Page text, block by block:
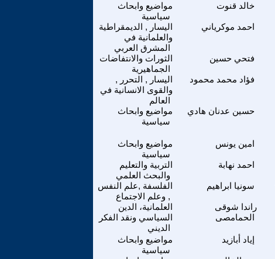
مواضيع وابحاث
سياسية
خالد قنوت
اليسار , الديمقراطية
والعلمانية في
المشرق العربي
احمد موكرياني
الثورات والانتفاضات
الجماهيرية
فتحي حسين
اليسار , التحرر ,
والقوى الانسانية في
العالم
فؤاد محمد محمود
مواضيع وابحاث
سياسية
حسين عدنان هادي
مواضيع وابحاث
سياسية
امين يونس
التربية والتعليم
والبحث العلمي
احمد نهابة
الفلسفة ,علم النفس
, وعلم الاجتماع
سونيا ابراهيم
العلمانية، الدين
السياسي ونقد الفكر
الديني
راندا شوقى
الحمامصى
مواضيع وابحاث
سياسية
إياد أبازيد